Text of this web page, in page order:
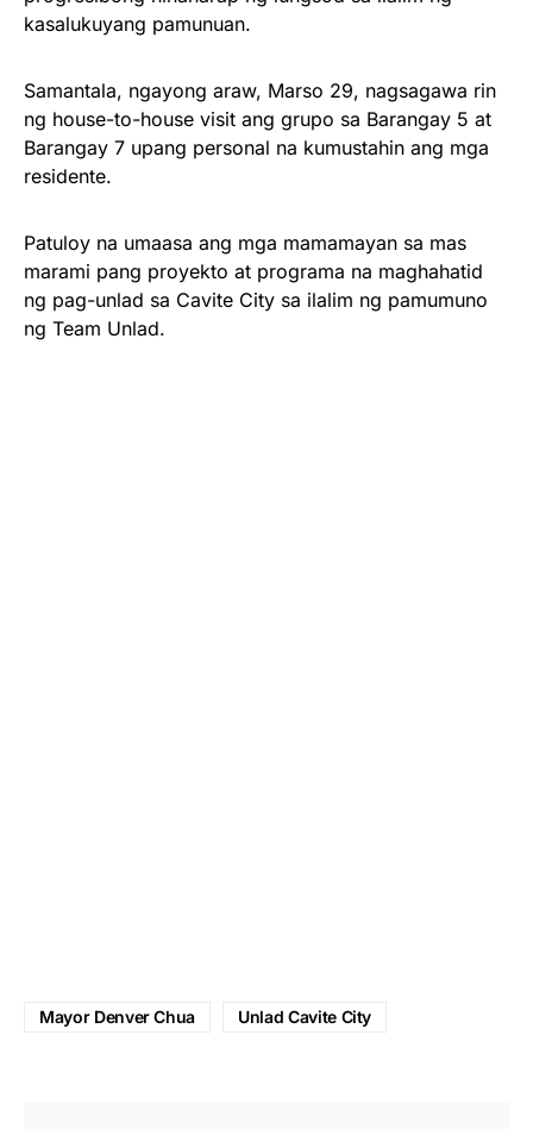
kasalukuyang pamunuan.
Samantala, ngayong araw, Marso 29, nagsagawa rin
ng house-to-house visit ang grupo sa Barangay 5 at
Barangay 7 upang personal na kumustahin ang mga
residente.
Patuloy na umaasa ang mga mamamayan sa mas
marami pang proyekto at programa na maghahatid
ng pag-unlad sa Cavite City sa ilalim ng pamumuno
ng Team Unlad.
Mayor Denver Chua Unlad Cavite City